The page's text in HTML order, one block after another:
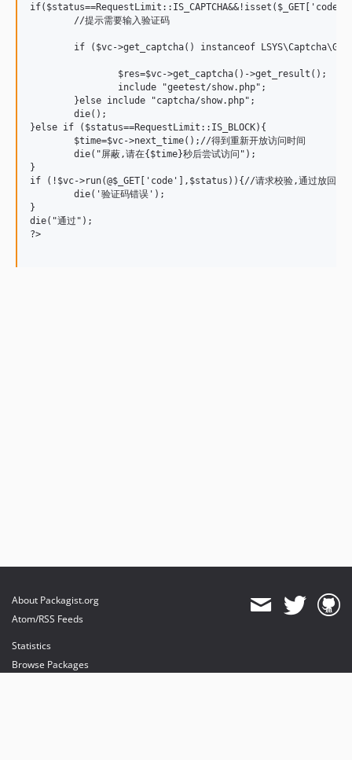
}else if ($status==RequestLimit::IS_BLOCK){
        $time=$vc->next_time();//得到重新开放访问时间
}
if (!$vc->run(@$_GET['code'],$status)){//请求校验,通过放回
}
die("通过");
?>
About Packagist.org
Atom/RSS Feeds
Statistics
Browse Packages